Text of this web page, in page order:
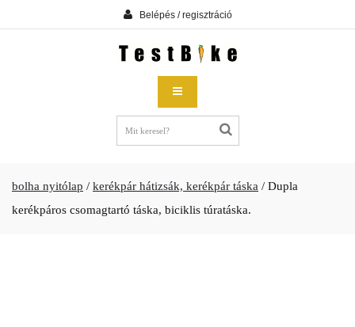
Belépés / regisztráció
bolha nyitólap / kerékpár hátizsák, kerékpár táska / Dupla
kerékpáros csomagtartó táska, biciklis túratáska.